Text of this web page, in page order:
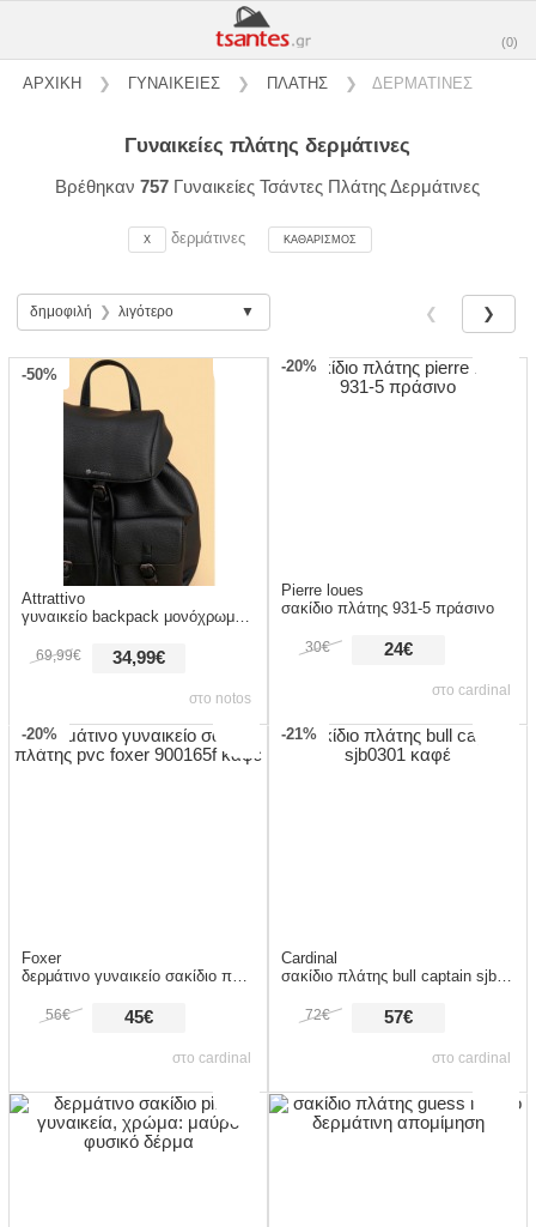
(0)
ΑΡΧΙΚΗ ❯ ΓΥΝΑΙΚΕΙΕΣ ❯ ΠΛΑΤΗΣ ❯ ΔΕΡΜΑΤΙΝΕΣ
γυναικείες πλάτης δερμάτινες
Βρέθηκαν757 Γυναικείες Τσάντες Πλάτης Δερμάτινες
X δερμάτινες ΚΑΘΑΡΙΣΜΟΣ
δημοφιλή ❯ λιγότερο ❮ ❯
-50%
στο notos
Attrattivo
γυναικείο backpack μονόχρωμο 9t23451 μαύρο
34,99€
69,99€
-20%
στο cardinal
Pierre loues
σακίδιο πλάτης 931-5 πράσινο
24€
30€
-20%
στο cardinal
Foxer
δερμάτινo γυναικείo σακίδιο πλάτης pvc 900165f καφέ
45€
56€
-21%
στο cardinal
Cardinal
σακίδιο πλάτης bull captain sjb0301 καφέ
57€
72€